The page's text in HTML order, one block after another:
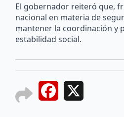
El gobernador reiteró que,
nacional en materia de
mantener la coordinación y
estabilidad social.
Facebook